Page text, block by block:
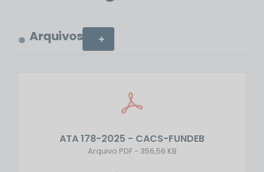
Arquivos
ATA 178-2025 - CACS-FUNDEB
PDF 356,56 KB